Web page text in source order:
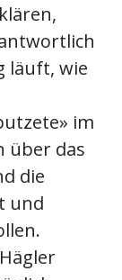
läuft, wie
im
über das
die
und